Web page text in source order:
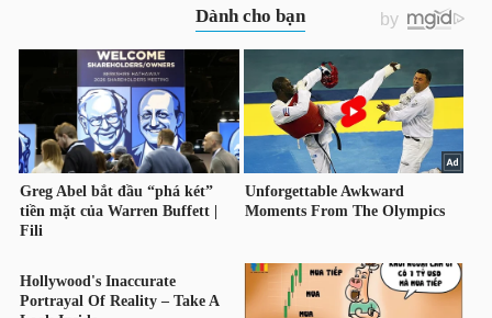
ĐÔNG
DƯƠNG
TÀI